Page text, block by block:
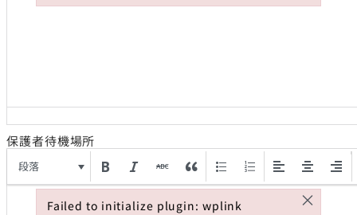
保護者待機場所
段落
Failed to initialize plugin: wplink
Failed to initialize plugin: wplink ×